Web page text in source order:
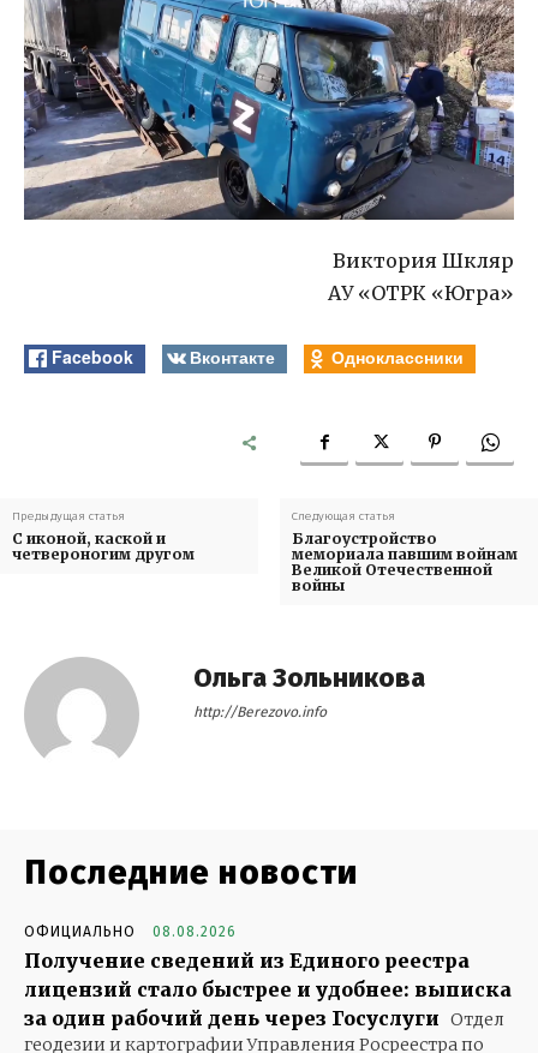
Виктория Шкляр
АУ «ОТРК «Югра»
Facebook Вконтакте Одноклассники
Предыдущая статья
С иконой, каской и
четвероногим другом
Следующая статья
Благоустройство
мемориала павшим войнам
Великой Отечественной
войны
Ольга Зольникова
http://Berezovo.info
Последние новости
ОФИЦИАЛЬНО 08.08.2026
Получение сведений из Единого реестра
лицензий стало быстрее и удобнее: выписка
за один рабочий день через Госуслуги Отдел
геодезии и картографии Управления Росреестра по